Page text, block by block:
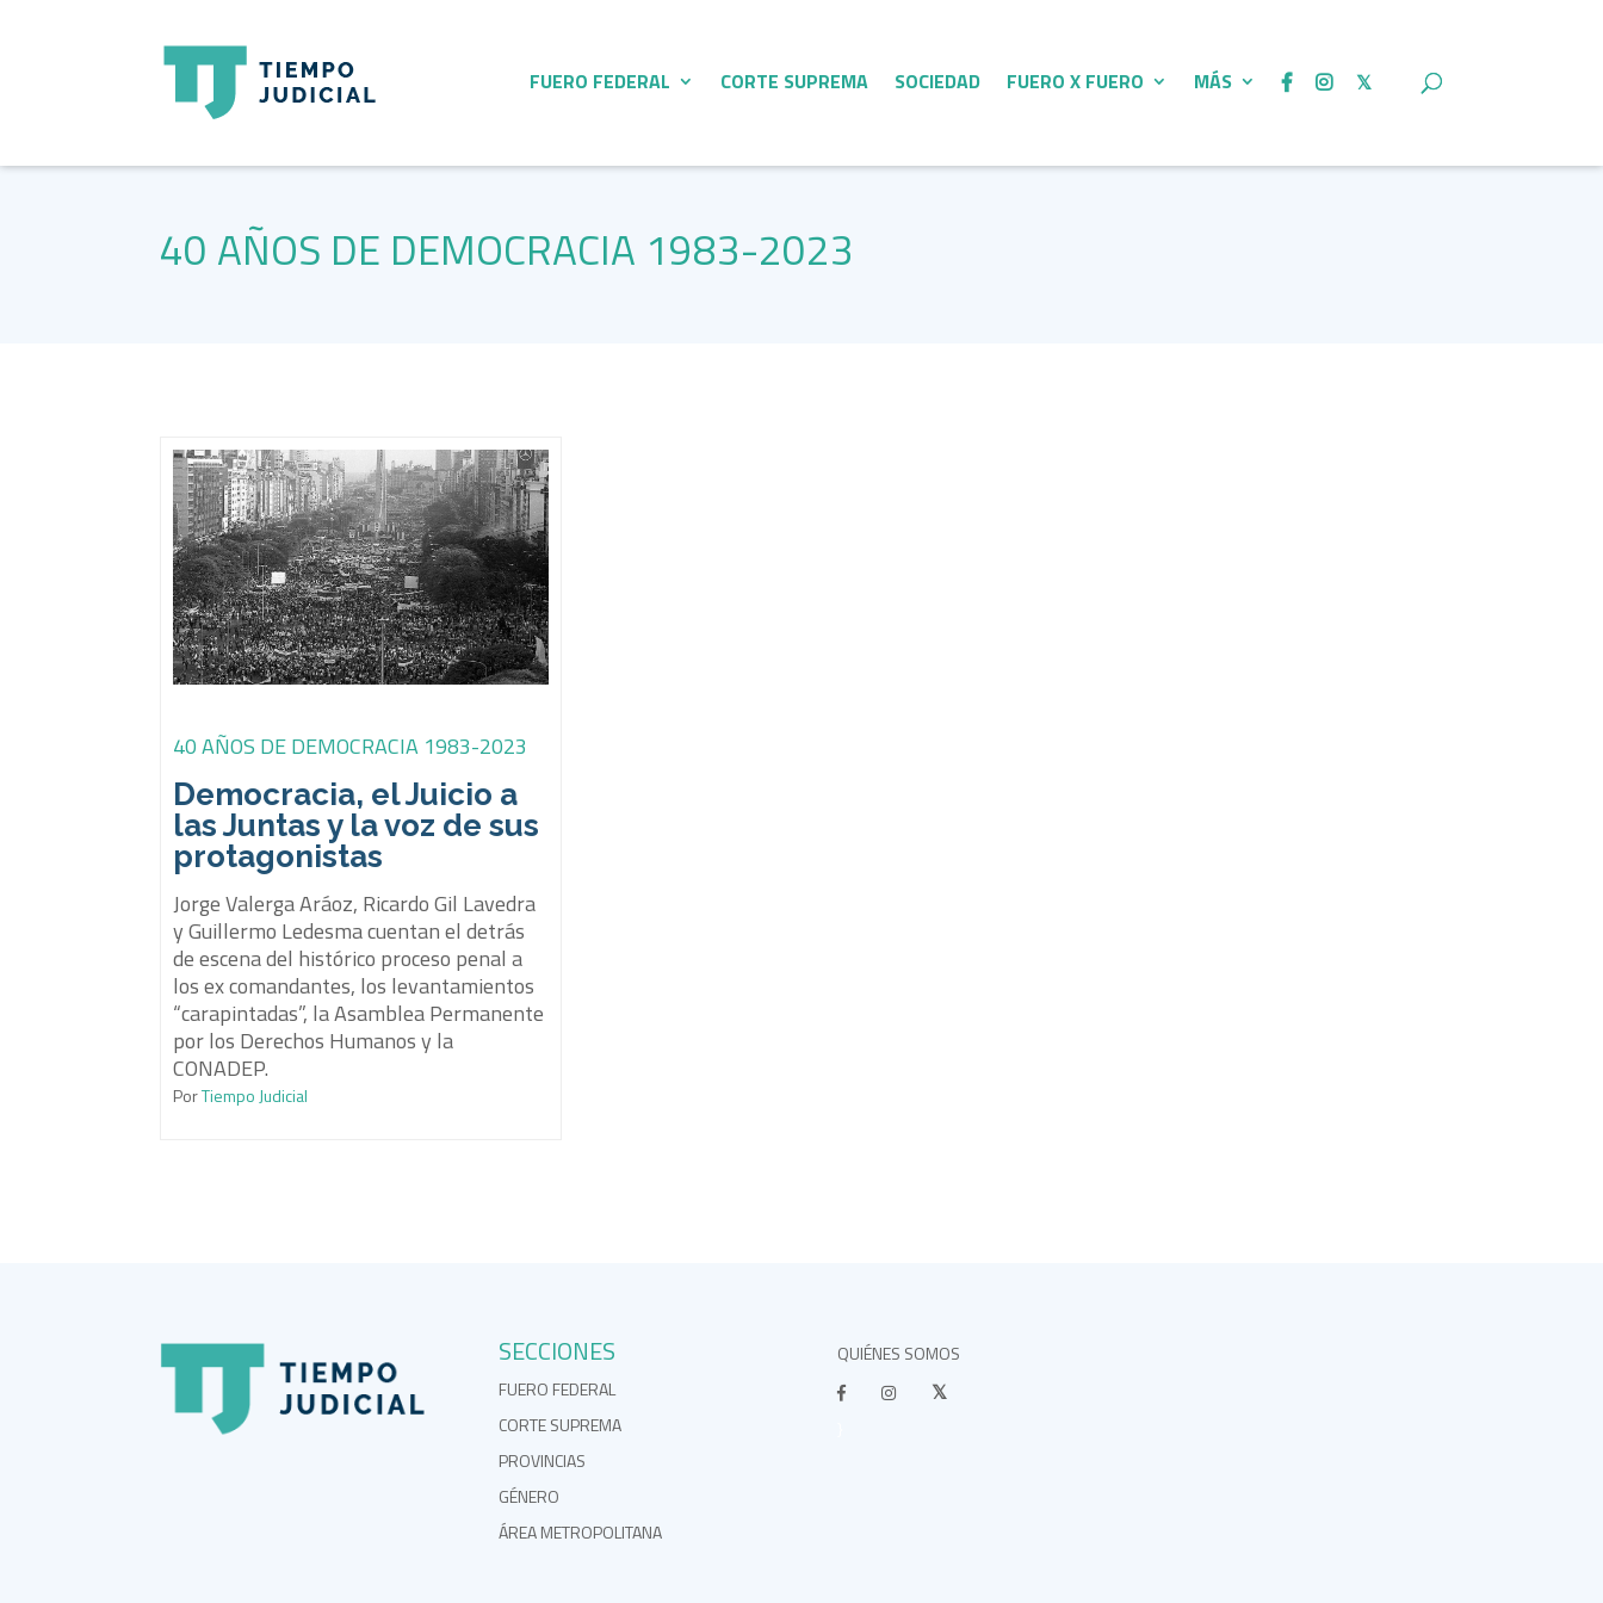
FUERO FEDERAL CORTE SUPREMA SOCIEDAD FUERO X FUERO MÁS
40 AÑOS DE DEMOCRACIA 1983-2023
40 AÑOS DE DEMOCRACIA 1983-2023
Democracia, el Juicio a
las Juntas y la voz de sus
protagonistas
Jorge Valerga Aráoz, Ricardo Gil Lavedra
y Guillermo Ledesma cuentan el detrás
de escena del histórico proceso penal a
los ex comandantes, los levantamientos
“carapintadas”, la Asamblea Permanente
por los Derechos Humanos y la
CONADEP.
PorTiempo Judicial
SECCIONES
FUERO FEDERAL
CORTE SUPREMA
PROVINCIAS
GÉNERO
ÁREA METROPOLITANA
QUIÉNES SOMOS